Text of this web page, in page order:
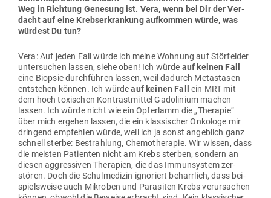
Weg in Richtung Genesung ist. Vera, wenn bei Dir der Ver­
dacht auf eine Krebs­er­krankung auf­kommen würde, was
würdest Du tun?
Vera: Auf jeden Fall würde ich meine Wohnung auf Stör­felder
unter­suchen lassen, siehe oben! Ich würde auf keinen Fall
eine Biopsie durch­führen lassen, weil dadurch Meta­stasen
ent­stehen können. Ich würdeauf keinen Fall ein MRT mit
dem hoch toxi­schen Kon­trast­mittel Gado­linium machen
lassen. Ich würde nicht wie ein Opferlamm die „The­rapie“
über mich ergehen lassen, die ein klas­si­scher Onkologe mir
dringend emp­fehlen würde, weil ich ja sonst angeblich ganz
schnell sterbe: Bestrahlung, Che­mo­the­rapie. Wir wissen, dass
die meisten Pati­enten nicht am Krebs sterben, sondern an
diesen aggres­siven The­rapien, die das Immun­system zer­
stören. Doch die Schul­me­dizin igno­riert beharrlich, dass bei­
spiels­weise auch Mikroben und Para­siten Krebs ver­ur­sachen